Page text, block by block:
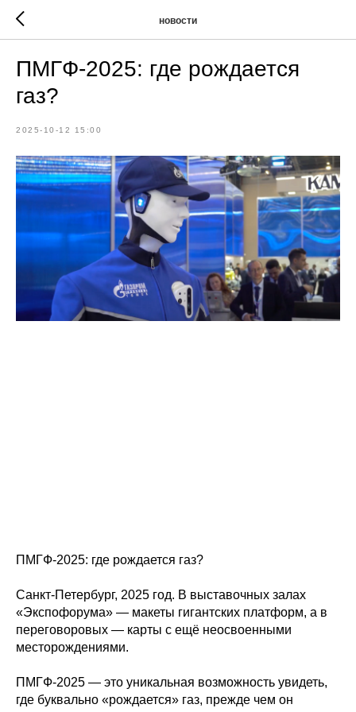
новости
ПМГФ-2025: где рождается
газ?
2025-10-12 15:00
ПМГФ-2025: где рождается газ?
Санкт-Петербург, 2025 год. В выставочных залах
«Экспофорума» — макеты гигантских платформ, а в
переговоровых — карты с ещё неосвоенными
месторождениями.
ПМГФ-2025 — это уникальная возможность увидеть,
где буквально «рождается» газ, прежде чем он